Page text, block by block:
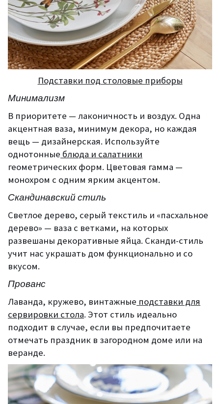
Подставки под столовые приборы
Минимализм
В приоритете — лаконичность и воздух. Одна
акцентная ваза, минимум декора, но каждая
вещь — дизайнерская. Используйте
однотонные блюда и салатники
геометрических форм. Цветовая гамма —
монохром с одним ярким акцентом.
Скандинавский стиль
Светлое дерево, серый текстиль и «пасхальное
дерево» — ваза с ветками, на которых
развешаны декоративные яйца. Сканди-стиль
учит нас украшать дом функционально и со
вкусом.
Прованс
Лаванда, кружево, винтажные подставки для
сервировки стола. Этот стиль идеально
подходит в случае, если вы предпочитаете
отмечать праздник в загородном доме или на
веранде.